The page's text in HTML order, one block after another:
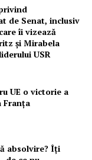
de Senat, inclusiv
îi vizează
și Mirabela
USR
UE o victorie a
Franța
absolvire? Îți